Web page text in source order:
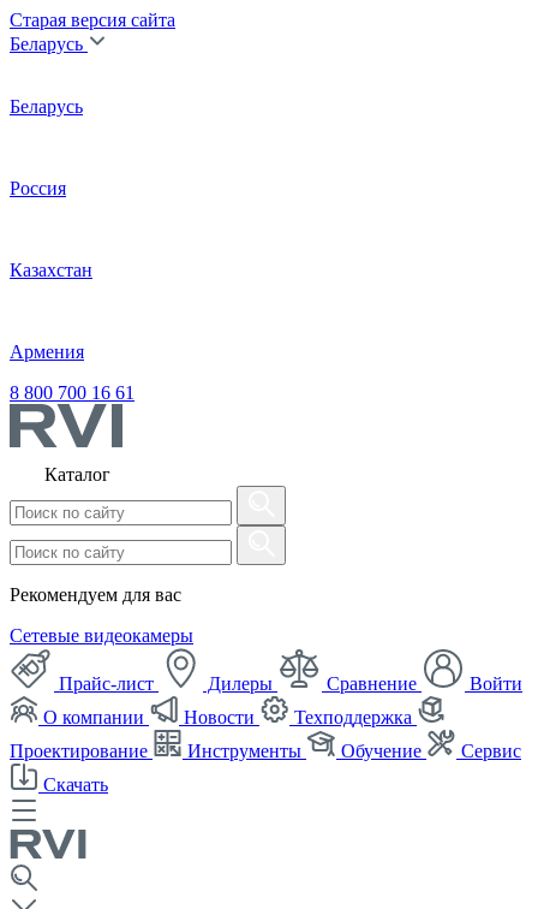
Старая версия сайта
Беларусь
Беларусь
Россия
Казахстан
Армения
8 800 700 16 61
Каталог
Рекомендуем для вас
Сетевые видеокамеры
Прайс-лист Дилеры Сравнение
Войти
О компании
Новости
Техподдержка
Проектирование
Инструменты Обучение
Сервис
Скачать